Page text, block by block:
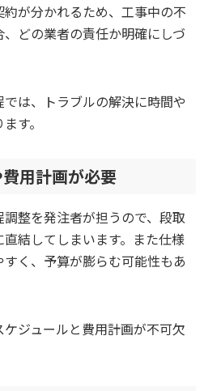
が分かれるため、工事中の不
どの業者の責任か明確にしづ
は、トラブルの解決に時間や
す。
用計画が必要
整を発注者が担うので、段取
結してしまいます。また仕様
く、予算が膨らむ可能性もあ
ジュールと費用計画が不可欠